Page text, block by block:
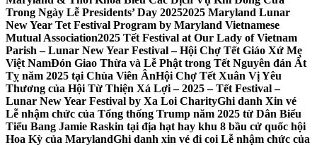
Trong Ngày Lễ Presidents’ Day 20252025 Maryland Lunar
New Year Tet Festival Program by Maryland Vietnamese
Mutual Association2025 Tết Festival at Our Lady of Vietnam
Parish – Lunar New Year Festival – Hội Chợ Tết Giáo Xứ Mẹ
Việt NamĐón Giao Thừa và Lễ Phật trong Tết Nguyên đán Ất
Tỵ năm 2025 tại Chùa Viên ÂnHội Chợ Tết Xuân Vị Yêu
Thương của Hội Từ Thiện Xá Lợi – 2025 – Tết Festival –
Lunar New Year Festival by Xa Loi CharityGhi danh Xin vé
Lễ nhậm chức của Tổng thống Trump năm 2025 từ Dân Biểu
Tiểu Bang Jamie Raskin tại địa hạt hay khu 8 bầu cử quốc hội
Hoa Kỳ của MarylandGhi danh xin vé đi coi Lễ nhậm chức của